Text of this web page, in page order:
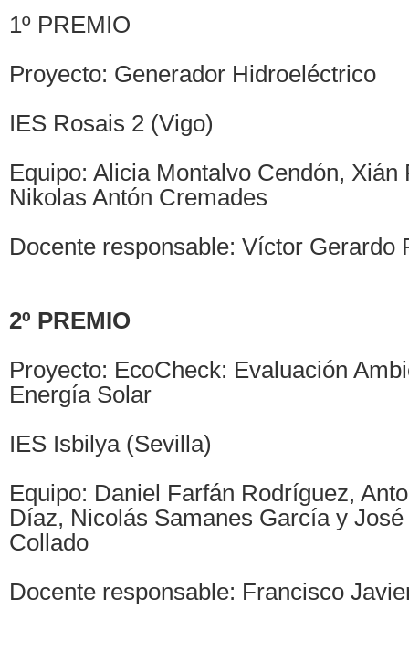
1º PREMIO
Proyecto: Generador Hidroeléctrico
IES Rosais 2 (Vigo)
Equipo: Alicia Montalvo Cendón, Xián
Nikolas Antón Cremades
Docente responsable: Víctor Gerardo
2º PREMIO
Proyecto: EcoCheck: Evaluación
Energía Solar
IES Isbilya (Sevilla)
Equipo: Daniel Farfán Rodríguez,
Díaz, Nicolás Samanes García y
Collado
Docente responsable: Francisco